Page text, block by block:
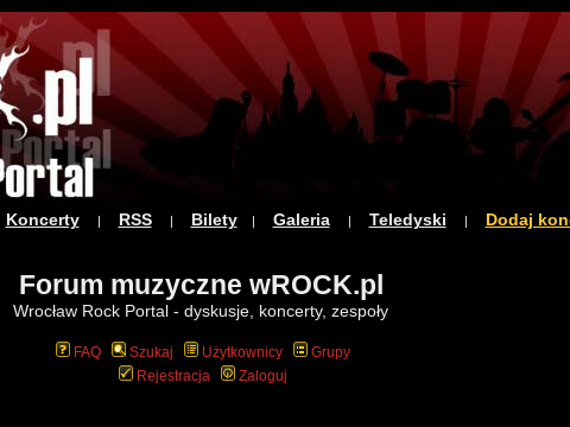
Koncerty| RSS| Bilety| Galeria| Teledyski | Dodaj
Forum muzyczne wROCK.pl
Wrocław Rock Portal - dyskusje, koncerty, zespoły
FAQ Szukaj Użytkownicy
Grupy
Rejestracja
Zaloguj